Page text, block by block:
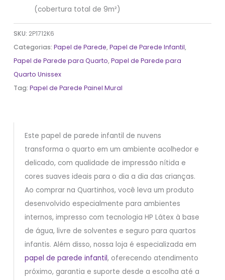
(cobertura total de 9m²)
SKU: 2P1712K6
Categorias:Papel de Parede,Papel de Parede Infantil,
Papel de Parede para Quarto,Papel de Parede para
Quarto Unissex
Tag:Papel de Parede Painel Mural
Este papel de parede infantil de nuvens
transforma o quarto em um ambiente acolhedor e
delicado, com qualidade de impressão nítida e
cores suaves ideais para o dia a dia das crianças.
Ao comprar na Quartinhos, você leva um produto
desenvolvido especialmente para ambientes
internos, impresso com tecnologia HP Látex à base
de água, livre de solventes e seguro para quartos
infantis. Além disso, nossa loja é especializada em
papel de parede infantil, oferecendo atendimento
próximo, garantia e suporte desde a escolha até a